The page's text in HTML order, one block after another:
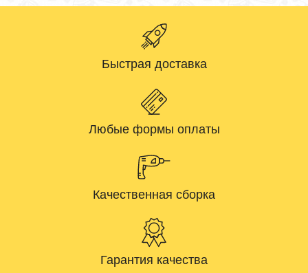
Быстрая доставка
Любые формы оплаты
Качественная сборка
Гарантия качества